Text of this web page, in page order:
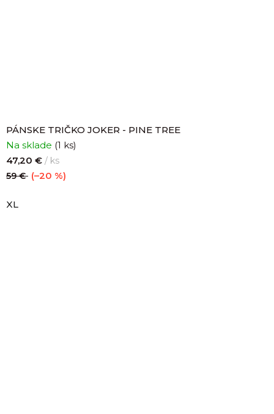
PÁNSKE TRIČKO JOKER - PINE TREE
Na sklade (1 ks)
47,20 € / ks
59 € (–20 %)
XL